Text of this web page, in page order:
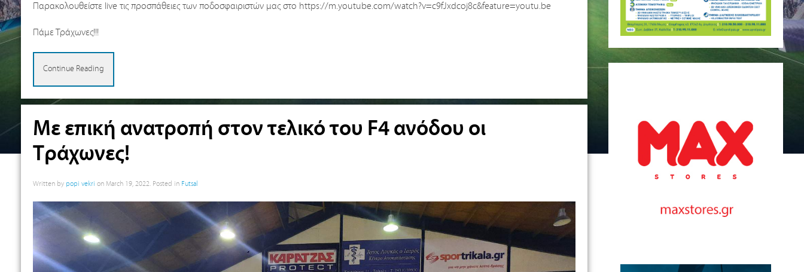
Παρακολουθείστε live τις προσπάθειες των ποδοσφαιριστών μας στο https://m.youtube.com/watch?v=c9fJxdcoj8c&feature=youtu.be
Πάμε Τράχωνες!!!
Continue Reading
Με επική ανατροπή στον τελικό του F4 ανόδου οι
Τράχωνες!
Written by popi vekri on March 19, 2022. Posted in Futsal